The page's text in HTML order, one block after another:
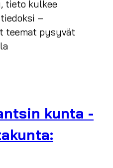
tieto kulkee
–
teemat pysyvät
kunta -